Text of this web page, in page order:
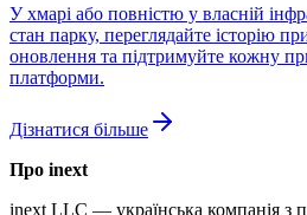
У хмарі або повністю у власній
стан парку, переглядайте історію
оновлення та підтримуйте кожну
платформи.
Дізнатися більше
Про inext
inext LLC — українська компанія з